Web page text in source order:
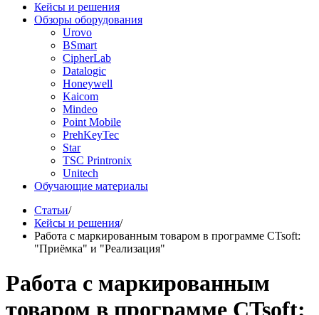
Кейсы и решения
Обзоры оборудования
Urovo
BSmart
CipherLab
Datalogic
Honeywell
Kaicom
Mindeo
Point Mobile
PrehKeyTec
Star
TSC Printronix
Unitech
Обучающие материалы
Статьи/
Кейсы и решения/
Работа с маркированным товаром в программе CTsoft:
"Приёмка" и "Реализация"
Работа с маркированным
товаром в программе CTsoft: